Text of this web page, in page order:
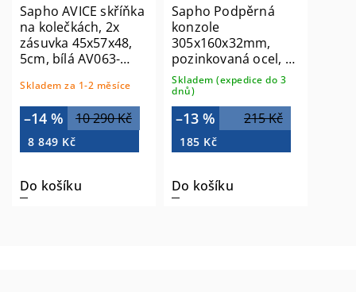
Sapho AVICE skříňka
na kolečkách, 2x
zásuvka 45x57x48,
5cm, bílá AV063-
Skladem za 1-2 měsíce
10 290 Kč
–14 %
8 849 Kč
Do košíku
Sapho Podpěrná
konzole
305x160x32mm,
pozinkovaná ocel, 1
ks 30386
Skladem (expedice do 3
dnů)
215 Kč
–13 %
185 Kč
Do košíku